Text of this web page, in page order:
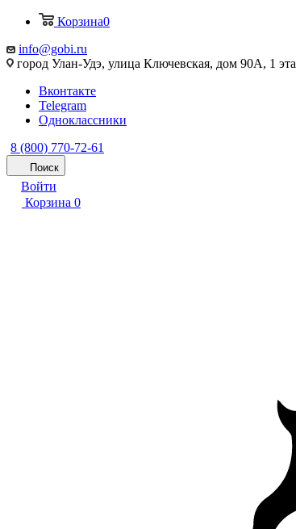
Корзина0
info@gobi.ru
город Улан-Удэ, улица Ключевская, дом 90А, 1
Вконтакте
Telegram
Одноклассники
8 (800) 770-72-61
Поиск
Войти
Корзина 0